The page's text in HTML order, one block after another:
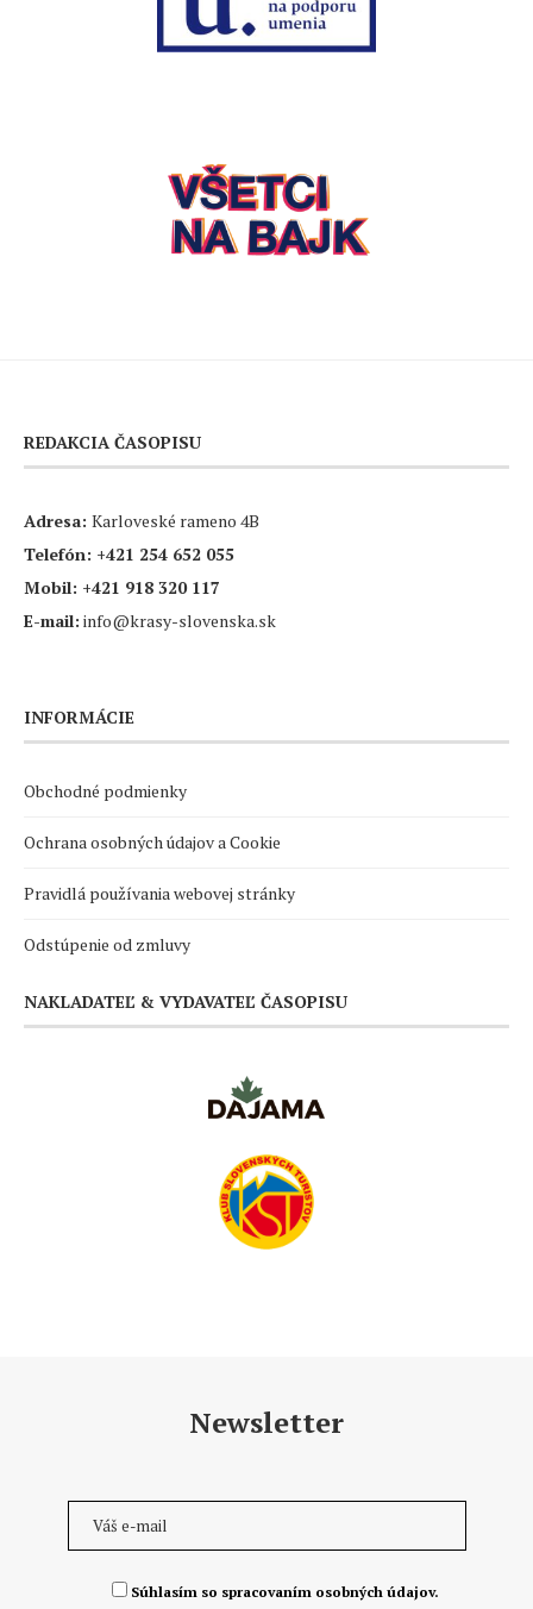
REDAKCIA ČASOPISU
Adresa: Karloveské rameno 4B
Telefón: +421 254 652 055
Mobil: +421 918 320 117
E-mail: info@krasy-slovenska.sk
INFORMÁCIE
Obchodné podmienky
Ochrana osobných údajov a Cookie
Pravidlá používania webovej stránky
Odstúpenie od zmluvy
NAKLADATEĽ & VYDAVATEĽ ČASOPISU
Newsletter
Súhlasím so spracovaním osobných údajov.